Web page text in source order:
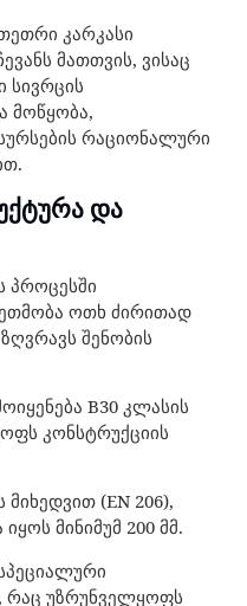
კარკასი
მათთვის, ვისაც
სივრცის
მოწყობა,
რაციონალური
და
პროცესში
ოთხ ძირითად
შენობის
B30 კლასის
კონსტრუქციის
(EN 206),
მინიმუმ 200 მმ.
რაც უზრუნველყოფს